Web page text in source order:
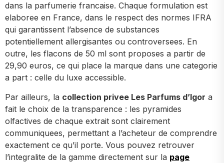
dans la parfumerie francaise. Chaque formulation est
elaboree en France, dans le respect des normes IFRA
qui garantissent l’absence de substances
potentiellement allergisantes ou controversees. En
outre, les flacons de 50 ml sont proposes a partir de
29,90 euros, ce qui place la marque dans une categorie
a part : celle du luxe accessible.
Par ailleurs, la collection privee Les Parfums d’Igor a
fait le choix de la transparence : les pyramides
olfactives de chaque extrait sont clairement
communiquees, permettant a l’acheteur de comprendre
exactement ce qu’il porte. Vous pouvez retrouver
l’integralite de la gamme directement sur la page